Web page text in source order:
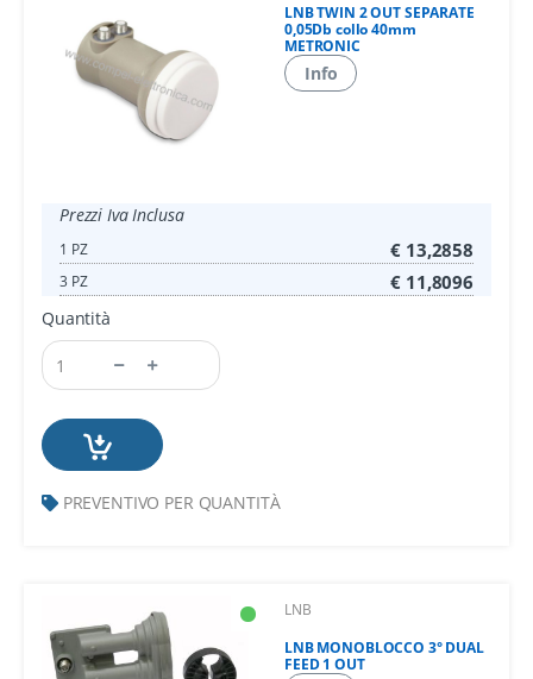
LNB TWIN 2 OUT SEPARATE
0,05Db collo 40mm
METRONIC
Info
Prezzi Iva Inclusa
1 PZ € 13,2858
3 PZ € 11,8096
Quantità
PREVENTIVO PER QUANTITÀ
LNB
LNB MONOBLOCCO 3° DUAL
FEED 1 OUT